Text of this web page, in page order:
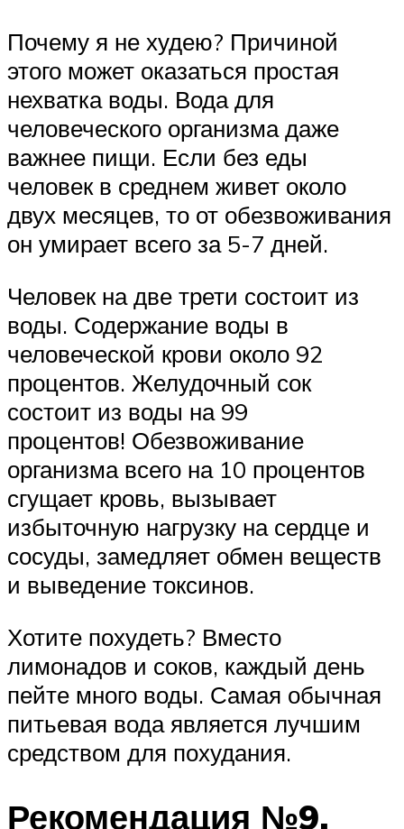
Почему я не худею? Причиной
этого может оказаться простая
нехватка воды. Вода для
человеческого организма даже
важнее пищи. Если без еды
человек в среднем живет около
двух месяцев, то от обезвоживания
он умирает всего за 5-7 дней.
Человек на две трети состоит из
воды. Содержание воды в
человеческой крови около 92
процентов. Желудочный сок
состоит из воды на 99
процентов! Обезвоживание
организма всего на 10 процентов
сгущает кровь, вызывает
избыточную нагрузку на сердце и
сосуды, замедляет обмен веществ
и выведение токсинов.
Хотите похудеть? Вместо
лимонадов и соков, каждый день
пейте много воды. Самая обычная
питьевая вода является лучшим
средством для похудания.
Рекомендация №9.